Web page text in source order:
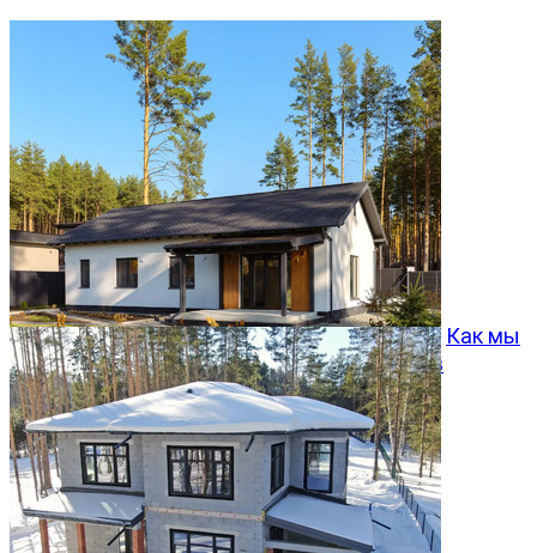
Как мы
превращаем типовой проект Хвойный 96 в
особенный дом
05.08.2026